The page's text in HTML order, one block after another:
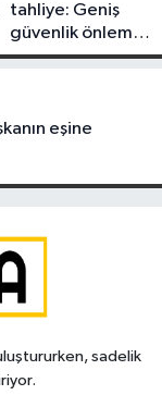
tahliye: Geniş
güvenlik önlemi
alındı
eşine
sadelik